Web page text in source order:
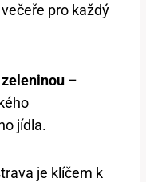
pro každý
–
jídla.
je klíčem k